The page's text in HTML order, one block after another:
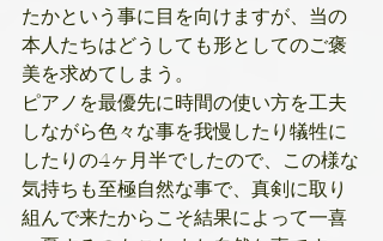
たかという事に目を向けますが、当の
本人たちはどうしても形としてのご褒
美を求めてしまう。
ピアノを最優先に時間の使い方を工夫
しながら色々な事を我慢したり犠牲に
したりの4ヶ月半でしたので、この様な
気持ちも至極自然な事で、真剣に取り
組んで来たからこそ結果によって一喜